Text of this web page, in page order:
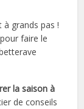
à grands pas !
faire le
la saison à
de conseils